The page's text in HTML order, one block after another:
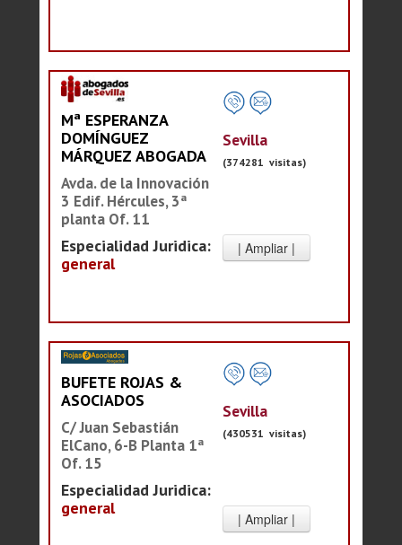
Mª ESPERANZA
DOMÍNGUEZ
MÁRQUEZ ABOGADA
Avda. de la Innovación
3 Edif. Hércules, 3ª
planta Of. 11
Especialidad Juridica:
general
Sevilla
(374281 visitas)
BUFETE ROJAS &
ASOCIADOS
C/ Juan Sebastián
ElCano, 6-B Planta 1ª
Of. 15
Especialidad Juridica:
general
Sevilla
(430531 visitas)